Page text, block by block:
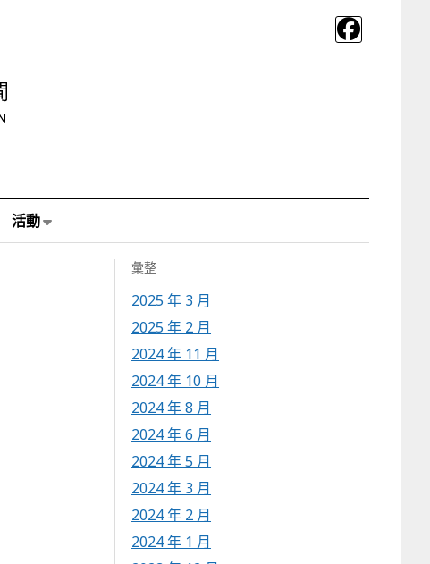
活動
彙整
2025 年 3 月
2025 年 2 月
2024 年 11 月
2024 年 10 月
2024 年 8 月
2024 年 6 月
2024 年 5 月
2024 年 3 月
2024 年 2 月
2024 年 1 月